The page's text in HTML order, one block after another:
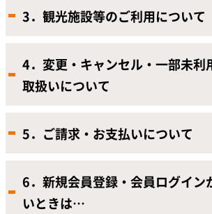
3．観光施設等のご利用について
4．変更・キャンセル・一部未利
取扱いについて
5．ご請求・お支払いについて
6．新規会員登録・会員ログイン
いときは…